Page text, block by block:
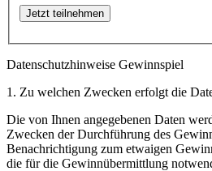
Datenschutzhinweise Gewinnspiel
1. Zu welchen Zwecken erfolgt die
Die von Ihnen angegebenen Daten
Zwecken der Durchführung des
Benachrichtigung zum etwaigen
die für die Gewinnübermittlung